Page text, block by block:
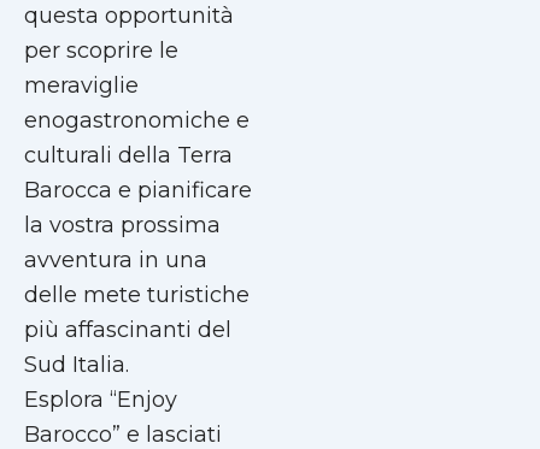
questa opportunità
per scoprire le
meraviglie
enogastronomiche e
culturali della Terra
Barocca e pianificare
la vostra prossima
avventura in una
delle mete turistiche
più affascinanti del
Sud Italia.
Esplora “Enjoy
Barocco” e lasciati